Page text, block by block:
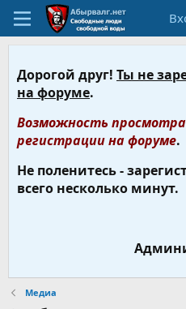
Дорогой друг! Ты не
на форуме.
Возможность
регистрации на форуме.
Не поленитесь -
всего несколько минут.
Медиа